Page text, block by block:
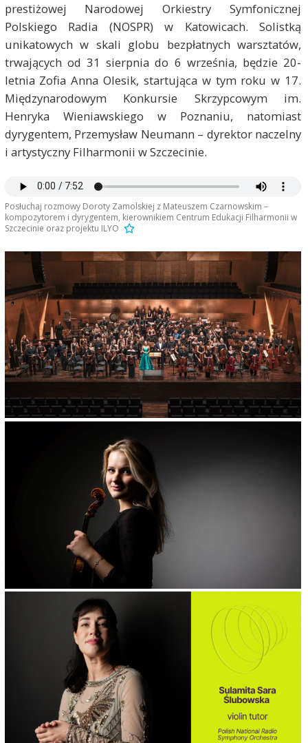
prestiżowej Narodowej Orkiestry Symfonicznej
Polskiego Radia (NOSPR) w Katowicach. Solistką
unikatowych w skali globu bezpłatnych warsztatów,
trwających od 31 sierpnia do 6 września, będzie 20-
letnia Zofia Anna Olesik, startująca w tym roku w 17.
Międzynarodowym Konkursie Skrzypcowym im.
Henryka Wieniawskiego w Poznaniu, natomiast
dyrygentem, Przemysław Neumann – dyrektor naczelny
i artystyczny Filharmonii w Szczecinie.
Posłuchaj rozmowy Doroty Zamolskiej z Mateuszem Czarnowskim –
kompozytorem i dyrygentem, kierownikiem Centrum Edukacji Filharmonii w
Szczecinie oraz projektu ILYO